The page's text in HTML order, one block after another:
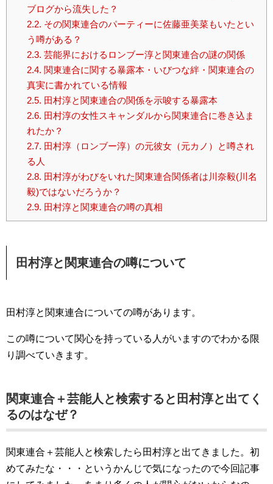
ブログから流失した？
2.2. その関東連合のパーティーに佐藤亜美菜もいたとい
う噂がある？
2.3. 芸能界におけるロンブー淳と関東連合の謎の関係
2.4. 関東連合に関する暴露本・いびつな絆・関東連合の
真実に書かれている情報
2.5. 田村淳と関東連合の関係を示唆する暴露本
2.6. 田村淳の女性スキャンダルから関東連合に巻き込ま
れたか？
2.7. 田村淳（ロンブー淳）の元彼女（元カノ）と噂され
る人
2.8. 田村淳がわびをいれた関東連合関係者は川奈毅(川名
毅)ではないだろうか？
2.9. 田村淳と関東連合の噂の真相
田村淳と関東連合の噂について
田村淳と関東連合についての噂があります。
この噂について関心を持っている人がいますのでわかる限
り調べていきます。
関東連合＋芸能人と検索すると田村淳と出てく
るのはなぜ？
関東連合＋芸能人と検索したら田村淳と出てきました。初
めてみたな・・・というかんじで気になったので今回記事